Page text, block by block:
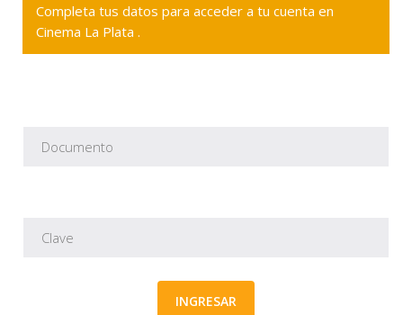
Completa tus datos para acceder a tu cuenta en
Cinema La Plata .
INGRESAR